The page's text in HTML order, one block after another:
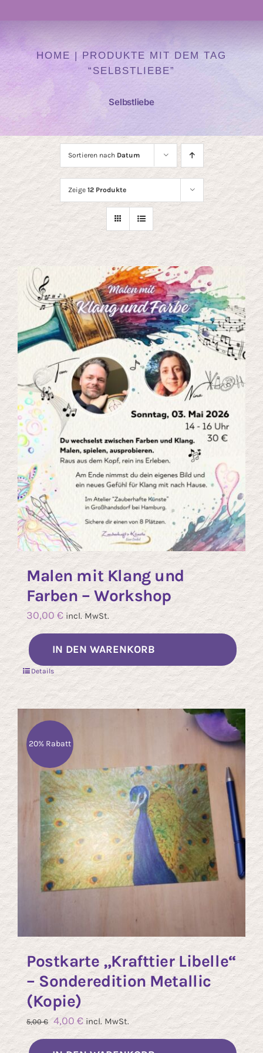
Navigation
Atelier
Kurse
Auftragskunst
Kunst Onlineshop
Über mich
Kontakt
HOME | PRODUKTE MIT DEM TAG
“SELBSTLIEBE”
Selbstliebe
Sortieren nach Datum
Zeige 12 Produkte
Malen mit Klang und
Farben – Workshop
30,00 € incl. MwSt.
IN DEN WARENKORB
Details
20% Rabatt
Postkarte „Krafttier Libelle“
– Sonderedition Metallic
(Kopie)
5,00€ Ursprünglicher
Preis
4,00 €Aktueller
Preis
incl. MwSt.